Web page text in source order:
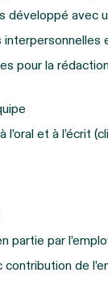
développé avec
pour la
l’oral et à l’écrit
partie par
de